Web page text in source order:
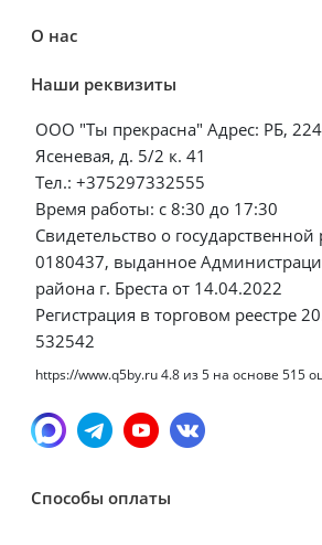
О нас
Наши реквизиты
ООО "Ты прекрасна" Адрес: РБ,
Ясеневая, д. 5/2 к. 41
Тел.: +375297332555
Время работы: с 8:30 до 17:30
Свидетельство о
0180437, выданное
района г. Бреста от 14.04.2022
Регистрация в торговом реестре
532542
https://www.q5by.ru4.8 из5 на основе 515
Способы оплаты